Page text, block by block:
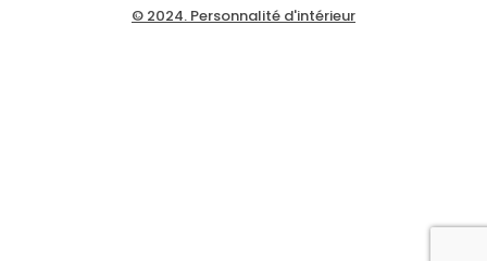
© 2024. Personnalité d'intérieur